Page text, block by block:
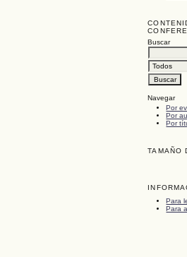
Buscar
Navegar
Por
Por
Por
TAMAÑO
Para
Para